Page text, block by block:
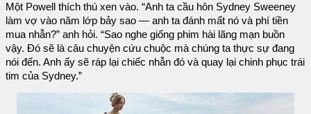
Một Powell thích thú xen vào. “Anh ta cầu hôn Sydney Sweeney
làm vợ vào năm lớp bảy sao — anh ta đánh mất nó và phí tiền
mua nhẫn?” anh hỏi. “Sao nghe giống phim hài lãng mạn buồn
vậy. Đó sẽ là câu chuyện cứu chuộc mà chúng ta thực sự đang
nói đến. Anh ấy sẽ ráp lại chiếc nhẫn đó và quay lại chinh phục trái
tim của Sydney.”